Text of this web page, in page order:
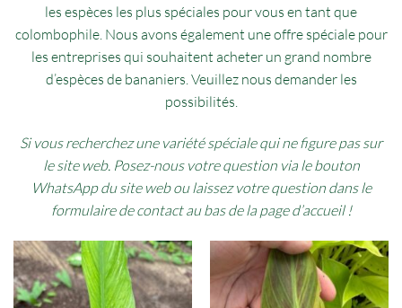
les espèces les plus spéciales pour vous en tant que
colombophile. Nous avons également une offre spéciale pour
les entreprises qui souhaitent acheter un grand nombre
d’espèces de bananiers. Veuillez nous demander les
possibilités.
Si vous recherchez une variété spéciale qui ne figure pas sur
le site web. Posez-nous votre question via le bouton
WhatsApp du site web ou laissez votre question dans le
formulaire de contact au bas de la page d’accueil !